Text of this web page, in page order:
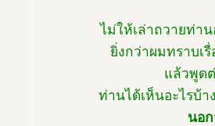
ไม่ให้เล่าถวายท่าน
ยิ่งกว่าผมทราบเ
แล้วพูด
ท่านได้เห็นอะไรบ้
นอ